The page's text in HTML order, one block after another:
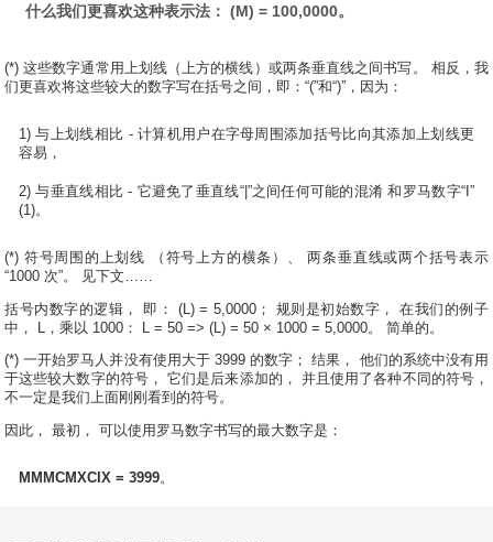
什么我们更喜欢这种表示法： (M) = 100,0000。
(*) 这些数字通常用上划线（上方的横线）或两条垂直线之间书写。 相反，我
们更喜欢将这些较大的数字写在括号之间，即：“(”和“)”，因为：
1) 与上划线相比 - 计算机用户在字母周围添加括号比向其添加上划线更
容易，
2) 与垂直线相比 - 它避免了垂直线“|”之间任何可能的混淆 和罗马数字“I”
(1)。
(*) 符号周围的上划线 （符号上方的横条）、 两条垂直线或两个括号表示
“1000 次”。 见下文……
括号内数字的逻辑， 即： (L) = 5,0000； 规则是初始数字， 在我们的例子
中， L，乘以 1000： L = 50 => (L) = 50 × 1000 = 5,0000。 简单的。
(*) 一开始罗马人并没有使用大于 3999 的数字； 结果， 他们的系统中没有用
于这些较大数字的符号， 它们是后来添加的， 并且使用了各种不同的符号，
不一定是我们上面刚刚看到的符号。
因此， 最初， 可以使用罗马数字书写的最大数字是：
MMMCMXCIX = 3999。